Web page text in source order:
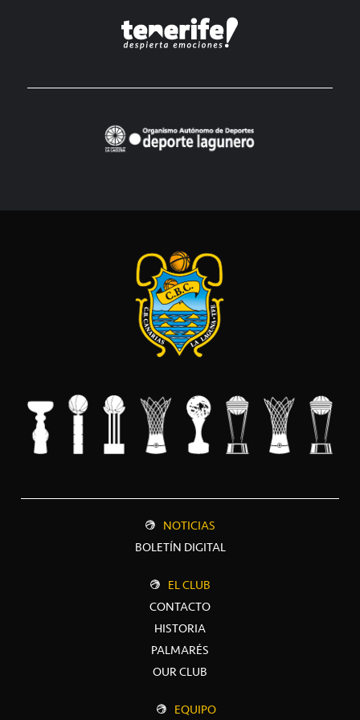
NOTICIAS
BOLETÍN DIGITAL
EL CLUB
CONTACTO
HISTORIA
PALMARÉS
OUR CLUB
EQUIPO